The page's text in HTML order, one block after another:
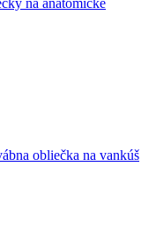
obliečka na vankúš